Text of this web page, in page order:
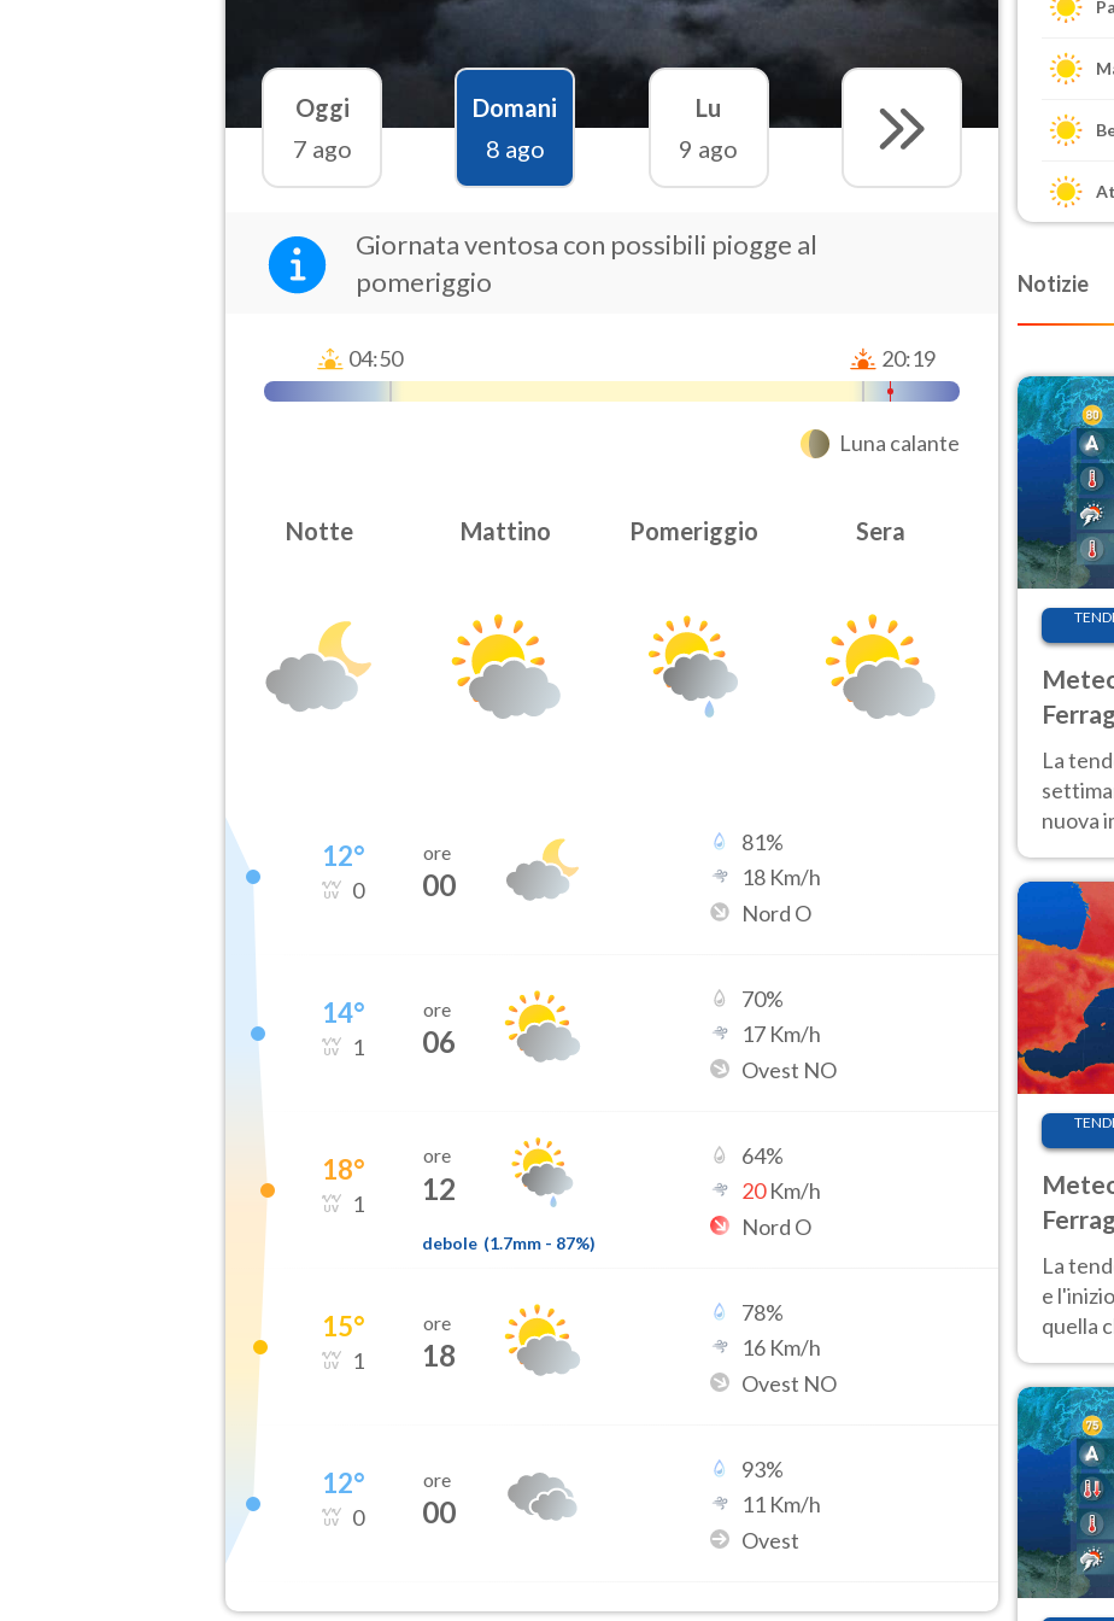
Oggi
7 ago
Domani
8 ago
Lu
9 ago
Giornata ventosa con possibili piogge al
pomeriggio
04:50 20:19
Luna calante
Notte Mattino Pomeriggio Sera
12°
0
ore
00
81%
18 Km/h
Nord O
14°
1
ore
06
70%
17 Km/h
Ovest NO
18°
1
ore
12
debole (1.7mm - 87%)
64%
20Km/h
Nord O
15°
1
ore
18
78%
16 Km/h
Ovest NO
12°
0
ore
00
93%
11 Km/h
Ovest
Notizie
La
nuova
anche
La
e
quella